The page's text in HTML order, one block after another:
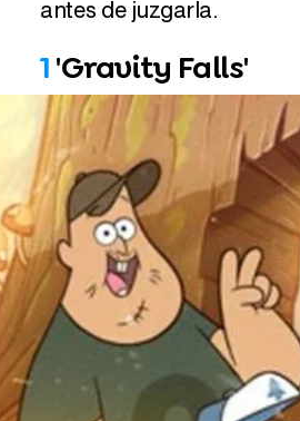
antes de juzgarla.
1'Gravity Falls'